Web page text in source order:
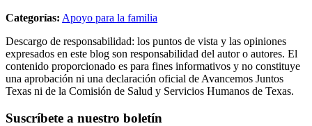
Categorías: Apoyo para la familia
Descargo de responsabilidad: los puntos de vista y las opiniones
expresados en este blog son responsabilidad del autor o autores. El
contenido proporcionado es para fines informativos y no constituye
una aprobación ni una declaración oficial de Avancemos Juntos
Texas ni de la Comisión de Salud y Servicios Humanos de Texas.
Suscríbete a nuestro boletín